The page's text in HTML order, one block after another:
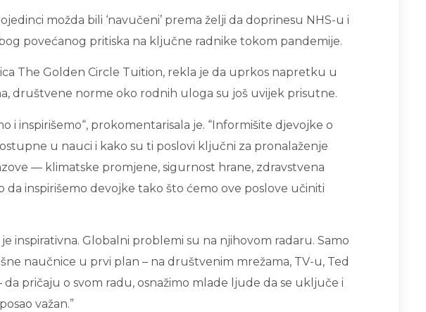
možda bili ‘navučeni’ prema želji da doprinesu NHS-u i
povećanog pritiska na ključne radnike tokom pandemije.
The Golden Circle Tuition, rekla je da uprkos napretku u
društvene norme oko rodnih uloga su još uvijek prisutne.
i inspirišemo“, prokomentarisala je. “Informišite djevojke o
u nauci i kako su ti poslovi ključni za pronalaženje
— klimatske promjene, sigurnost hrane, zdravstvena
da inspirišemo devojke tako što ćemo ove poslove učiniti
inspirativna. Globalni problemi su na njihovom radaru. Samo
naučnice u prvi plan – na društvenim mrežama, TV-u, Ted
da pričaju o svom radu, osnažimo mlade ljude da se uključe i
važan.”